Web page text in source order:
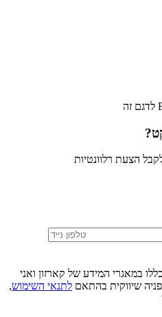
?
הצעת רלוונטיות
במאגרי המידע של קארזון ואני
שיווקית בהתאם לתנאי השימוש,